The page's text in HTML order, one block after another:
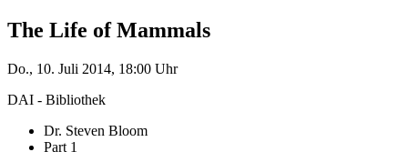
The Life of Mammals
Do., 10. Juli 2014, 18:00 Uhr
DAI - Bibliothek
Dr. Steven Bloom
Part 1